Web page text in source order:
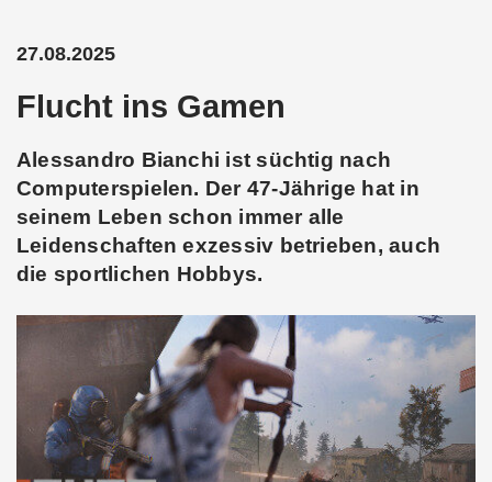
27.08.2025
Flucht ins Gamen
Alessandro Bianchi ist süchtig nach
Computerspielen. Der 47-Jährige hat in
seinem Leben schon immer alle
Leidenschaften exzessiv betrieben, auch
die sportlichen Hobbys.